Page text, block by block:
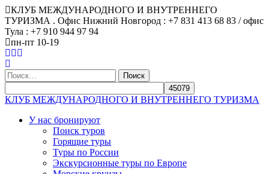
КЛУБ МЕЖДУНАРОДНОГО И ВНУТРЕННЕГО
ТУРИЗМА . Офис Нижний Новгород : +7 831 413 68 83 / офис
Тула : +7 910 944 97 94
пн-пт 10-19
Найти:
КЛУБ МЕЖДУНАРОДНОГО И ВНУТРЕННЕГО ТУРИЗМА
У нас бронируют
Поиск туров
Горящие туры
Туры по России
Экскурсионные туры по Европе